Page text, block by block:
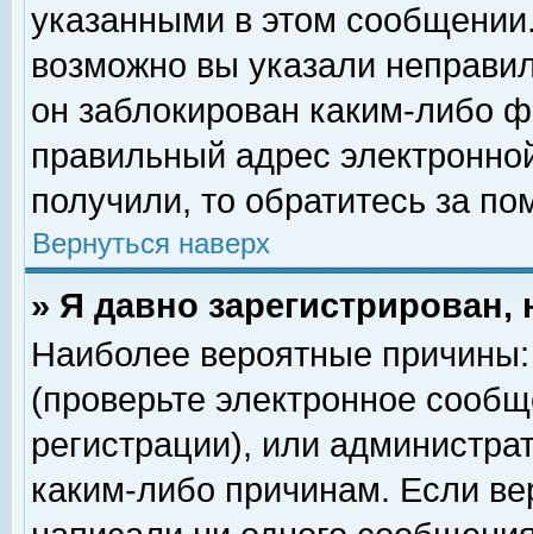
указанными в этом
возможно вы указали
он заблокирован каким-либо
правильный адрес
получили, то обратитесь за
Вернуться наверх
» Я давно
Наиболее вероятные
(проверьте электронное
регистрации), или
каким-либо причинам. Если